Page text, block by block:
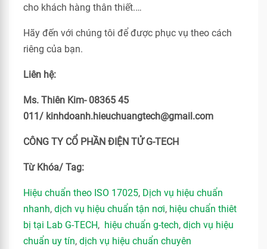
cho khách hàng thân thiết.…
Hãy đến với chúng tôi để được phục vụ theo cách
riêng của bạn.
Liên hệ:
Ms. Thiên Kim- 08365 45
011/ kinhdoanh.hieuchuangtech@gmail.com
CÔNG TY CỔ PHẦN ĐIỆN TỬ G-TECH
Từ Khóa/ Tag:
Hiệu chuẩn theo ISO 17025, Dịch vụ hiệu chuẩn
nhanh, dịch vụ hiệu chuẩn tận nơi, hiệu chuẩn thiêt
bị tại Lab G-TECH, hiệu chuẩn g-tech, dịch vụ hiệu
chuẩn uy tín, dịch vụ hiệu chuẩn chuyên